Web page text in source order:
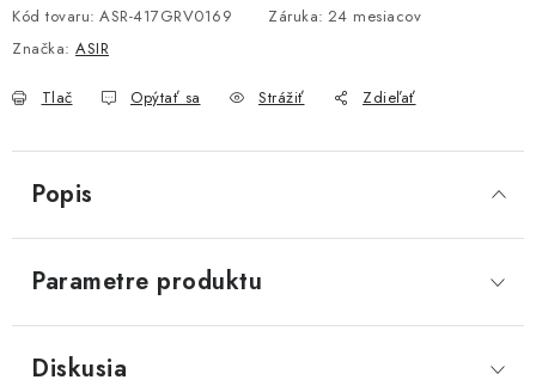
Kód tovaru: ASR-417GRV0169 Záruka: 24 mesiacov
Značka: ASIR
Tlač Opýtať sa Strážiť Zdieľať
Popis
Parametre produktu
Diskusia